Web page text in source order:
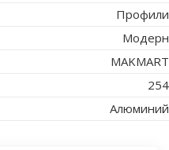
Профили
Модерн
MAKMART
254
Алюминий